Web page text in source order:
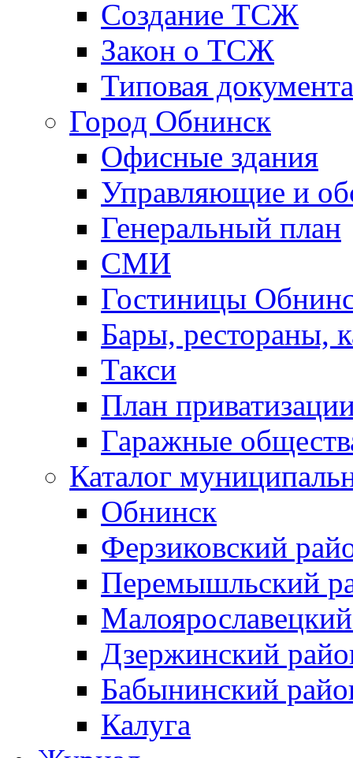
Создание ТСЖ
Закон о ТСЖ
Типовая
Город Обнинск
Офисные здания
Управляющие и
Генеральный план
СМИ
Гостиницы
Бары, рестораны,
Такси
План
Гаражные
Каталог
Обнинск
Ферзиковский
Перемышльский
Дзержинский
Бабынинский
Калуга